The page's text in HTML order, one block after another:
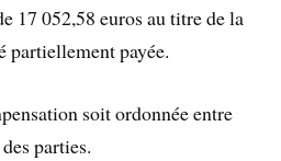
17 052,58 euros au titre de la
partiellement payée.
soit ordonnée entre
parties.